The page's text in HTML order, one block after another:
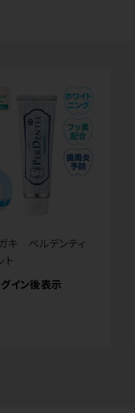
キ ペルデンティ
ト
イン後表示